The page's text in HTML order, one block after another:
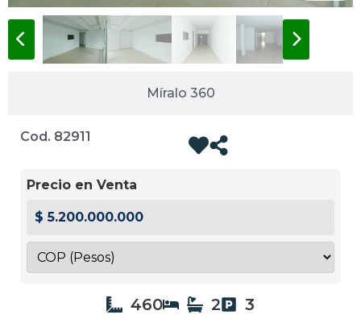
Míralo 360
Cod. 82911
Precio en Venta
$ 5.200.000.000
460 2 3